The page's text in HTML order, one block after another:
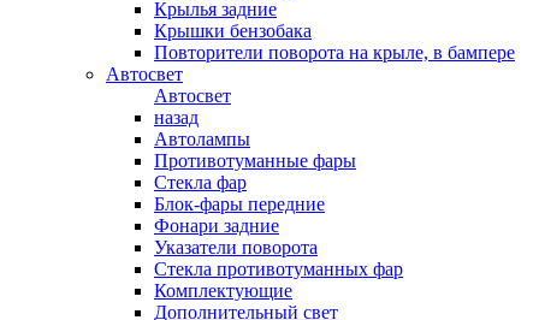
Крылья задние
Крышки бензобака
Повторители поворота на крыле, в бампере
Автосвет
Автосвет
назад
Автолампы
Противотуманные фары
Стекла фар
Блок-фары передние
Фонари задние
Указатели поворота
Стекла противотуманных фар
Комплектующие
Дополнительный свет